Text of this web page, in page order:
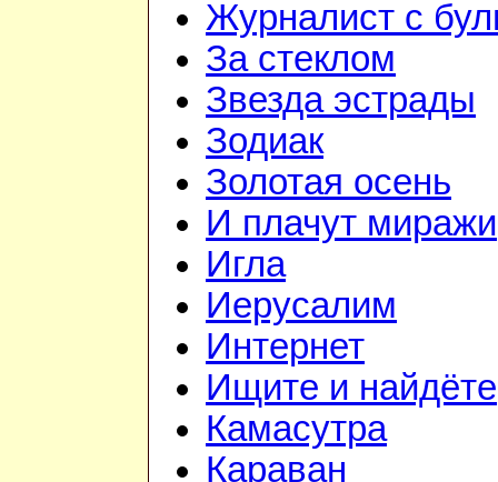
Журналист с
За стеклом
Звезда эстрады
Зодиак
Золотая осень
И плачут миражи
Игла
Иерусалим
Интернет
Ищите и найдёте
Камасутра
Караван